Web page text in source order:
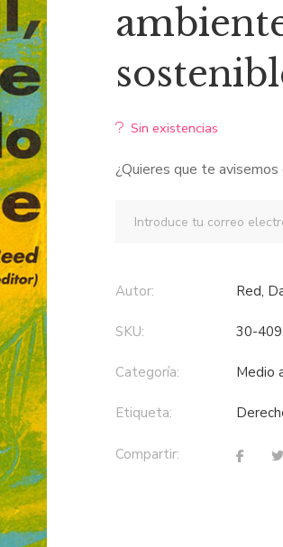
Sin existencias
¿Quieres que te
Autor: Red,
SKU: 30-
Categoría:
Etiqueta:
Compartir: